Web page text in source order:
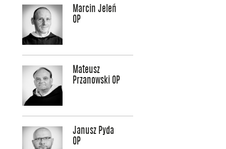
Marcin Jeleń
OP
Mateusz
Przanowski OP
Janusz Pyda
OP